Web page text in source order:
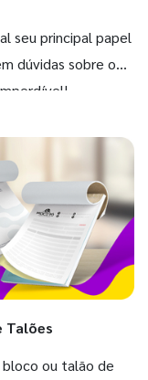
seu principal papel
dúvidas sobre o
Talões
ou talão de